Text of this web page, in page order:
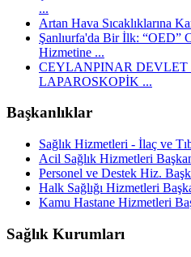
...
Artan Hava Sıcaklıklarına
Şanlıurfa'da Bir İlk: “OED”
Hizmetine ...
CEYLANPINAR
LAPAROSKOPİK ...
Başkanlıklar
Sağlık Hizmetleri - İlaç ve
Acil Sağlık Hizmetleri
Personel ve Destek Hiz.
Halk Sağlığı Hizmetleri
Kamu Hastane Hizmetleri
Sağlık Kurumları